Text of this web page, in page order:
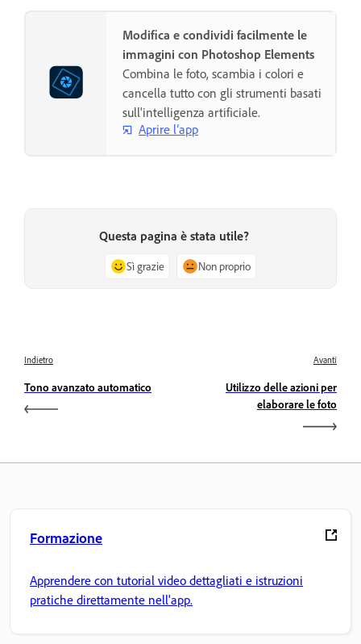
Modifica e condividi facilmente le
immagini con Photoshop Elements
Combina le foto, scambia i colori e
cancella tutto con gli strumenti basati
sull'intelligenza artificiale.
Aprire l’app
Questa pagina è stata utile?
Sì grazie Non proprio
Indietro
Tono avanzato automatico
Avanti
Utilizzo delle azioni per
elaborare le foto
Formazione
Apprendere con tutorial video dettagliati e istruzioni
pratiche direttamente nell'app.